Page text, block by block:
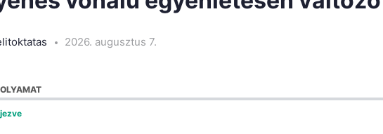
2026. augusztus 7.